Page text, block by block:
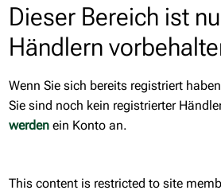
Dieser Bereich ist
Händlern
Wenn Sie sich bereits registriert
Sie sind noch kein registrierter
werden ein Konto an.
This content is restricted to site